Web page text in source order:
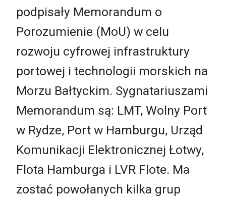
podpisały Memorandum o
Porozumienie (MoU) w celu
rozwoju cyfrowej infrastruktury
portowej i technologii morskich na
Morzu Bałtyckim. Sygnatariuszami
Memorandum są: LMT, Wolny Port
w Rydze, Port w Hamburgu, Urząd
Komunikacji Elektronicznej Łotwy,
Flota Hamburga i LVR Flote. Ma
zostać powołanych kilka grup